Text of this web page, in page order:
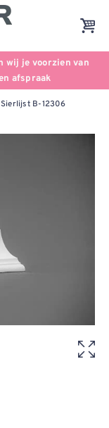
wij je voorzien van
afspraak
B-12306